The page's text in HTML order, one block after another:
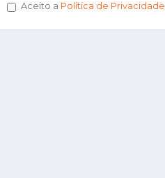
Aceito a Política de Privacidade